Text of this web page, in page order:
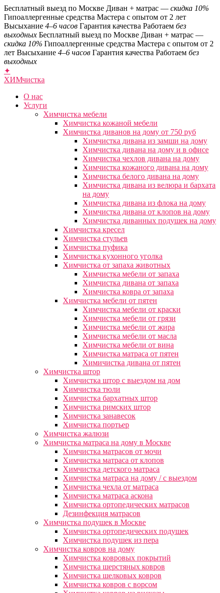
Бесплатный выезд по Москве Диван + матрас — скидка 10%
Гипоаллергенные средства Мастера с опытом от 2 лет
Высыхание 4–6 часов Гарантия качества Работаем без
выходных Бесплатный выезд по Москве Диван + матрас —
скидка 10% Гипоаллергенные средства Мастера с опытом от 2
лет Высыхание 4–6 часов Гарантия качества Работаем без
выходных
✦
ХИМчистка
О нас
Услуги
Химчистка мебели
Химчистка кожаной мебели
Химчистка диванов на дому от 750 руб
Химчистка дивана из замши на дому
Химчистка дивана на дому и в офисе
Химчистка чехлов дивана на дому
Химчистка кожаного дивана на дому
Химчистка белого дивана на дому
Химчистка дивана из велюра и бархата
на дому
Химчистка дивана из флока на дому
Химчистка дивана от клопов на дому
Химчистка диванных подушек на дому
Химчистка кресел
Химчистка стульев
Химчистка пуфика
Химчистка кухонного уголка
Химчистка от запаха животных
Химчистка мебели от запаха
Химчистка дивана от запаха
Химчистка ковра от запаха
Химчистка мебели от пятен
Химчистка мебели от краски
Химчистка мебели от грязи
Химчистка мебели от жира
Химчистка мебели от масла
Химчистка мебели от вина
Химчистка матраса от пятен
Химичистка дивана от пятен
Химчистка штор
Химчистка штор с выездом на дом
Химчистка тюли
Химчистка бархатных штор
Химчистка римских штор
Химчистка занавесок
Химчистка портьер
Химчистка жалюзи
Химчистка матраса на дому в Москве
Химчистка матрасов от мочи
Химчистка матраса от клопов
Химчистка детского матраса
Химчистка матраса на дому / с выездом
Химчистка чехла от матраса
Химчистка матраса аскона
Химчистка ортопедических матрасов
Дезинфекция матрасов
Химчистка подушек в Москве
Химчистка ортопедических подушек
Химчистка подушек из пера
Химчистка ковров на дому
Химчистка ковровых покрытий
Химчистка шерстяных ковров
Химчистка шелковых ковров
Химчистка ковров с ворсом